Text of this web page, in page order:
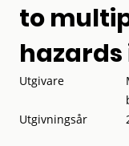
to
hazards
Utgivare
Utgivningsår